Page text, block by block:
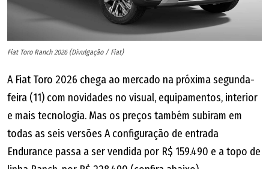
Fiat Toro Ranch 2026 (Divulgação / Fiat)
A Fiat Toro 2026 chega ao mercado na próxima segunda-
feira (11) com novidades no visual, equipamentos, interior
e mais tecnologia. Mas os preços também subiram em
todas as seis versões A configuração de entrada
Endurance passa a ser vendida por R$ 159.490 e a topo de